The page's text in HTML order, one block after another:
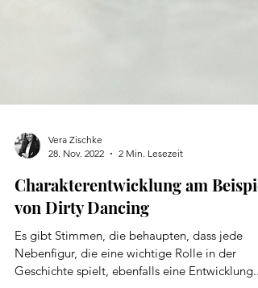
28. Nov. 2022
2 Min. Lesezeit
Charakterentwicklung am
von Dirty Dancing
Es gibt Stimmen, die behaupten, dass jede
Nebenfigur, die eine wichtige Rolle in der